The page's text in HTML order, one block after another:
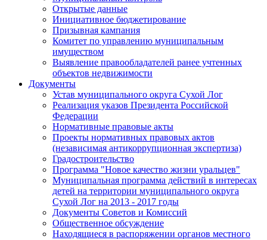
Открытые данные
Инициативное бюджетирование
Призывная кампания
Комитет по управлению муниципальным
имуществом
Выявление правообладателей ранее учтенных
объектов недвижимости
Документы
Устав муниципального округа Сухой Лог
Реализация указов Президента Российской
Федерации
Нормативные правовые акты
Проекты нормативных правовых актов
(независимая антикоррупционная экспертиза)
Градостроительство
Программа "Новое качество жизни уральцев"
Муниципальная программа действий в интересах
детей на территории муниципального округа
Сухой Лог на 2013 - 2017 годы
Документы Советов и Комиссий
Общественное обсуждение
Находящиеся в распоряжении органов местного